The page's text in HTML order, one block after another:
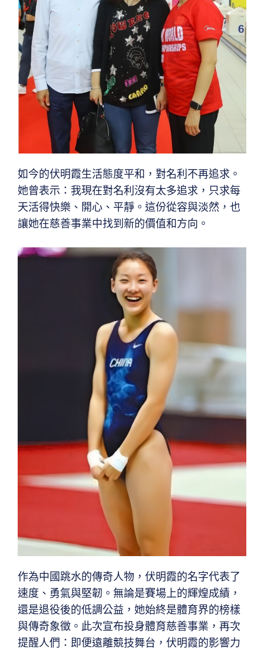
如今的伏明霞生活態度平和，對名利不再追求。
她曾表示：我現在對名利沒有太多追求，只求每
天活得快樂、開心、平靜。這份從容與淡然，也
讓她在慈善事業中找到新的價值和方向。
作為中國跳水的傳奇人物，伏明霞的名字代表了
速度、勇氣與堅韌。無論是賽場上的輝煌成績，
還是退役後的低調公益，她始終是體育界的榜樣
與傳奇象徵。此次宣布投身體育慈善事業，再次
提醒人們：即便遠離競技舞台，伏明霞的影響力